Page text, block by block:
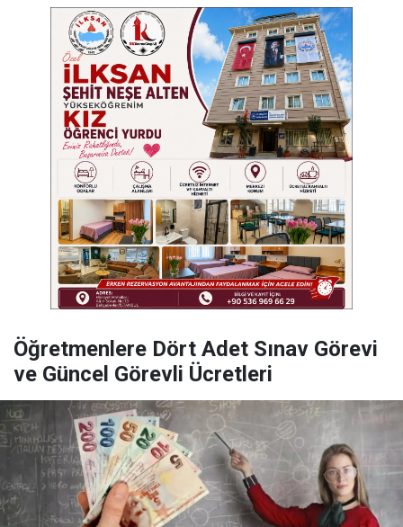
Öğretmenlere Dört Adet Sınav Görevi
ve Güncel Görevli Ücretleri